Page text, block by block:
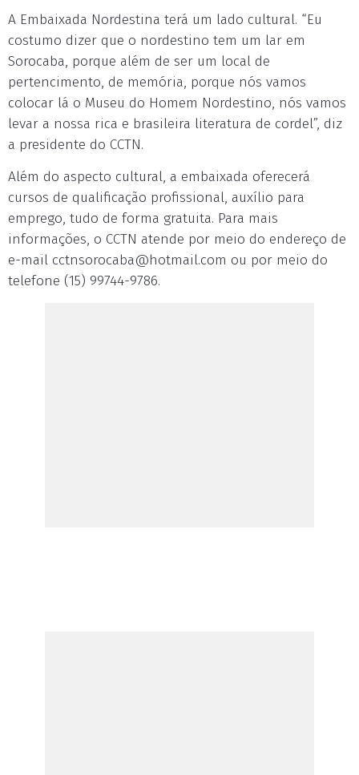
A Embaixada Nordestina terá um lado cultural. “Eu
costumo dizer que o nordestino tem um lar em
Sorocaba, porque além de ser um local de
pertencimento, de memória, porque nós vamos
colocar lá o Museu do Homem Nordestino, nós vamos
levar a nossa rica e brasileira literatura de cordel”, diz
a presidente do CCTN.
Além do aspecto cultural, a embaixada oferecerá
cursos de qualificação profissional, auxílio para
emprego, tudo de forma gratuita. Para mais
informações, o CCTN atende por meio do endereço de
e-mail cctnsorocaba@hotmail.com ou por meio do
telefone (15) 99744-9786.